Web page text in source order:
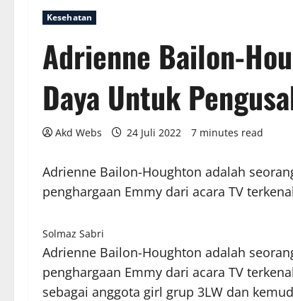
Kesehatan
Adrienne Bailon-
Daya Untuk
Akd Webs 24 Juli 2022 7 minutes read
Adrienne Bailon-Houghton adalah
penghargaan Emmy dari acara TV terkenal
Solmaz Sabri
Adrienne Bailon-Houghton adalah
penghargaan Emmy dari acara TV terkenal
sebagai anggota girl grup 3LW dan